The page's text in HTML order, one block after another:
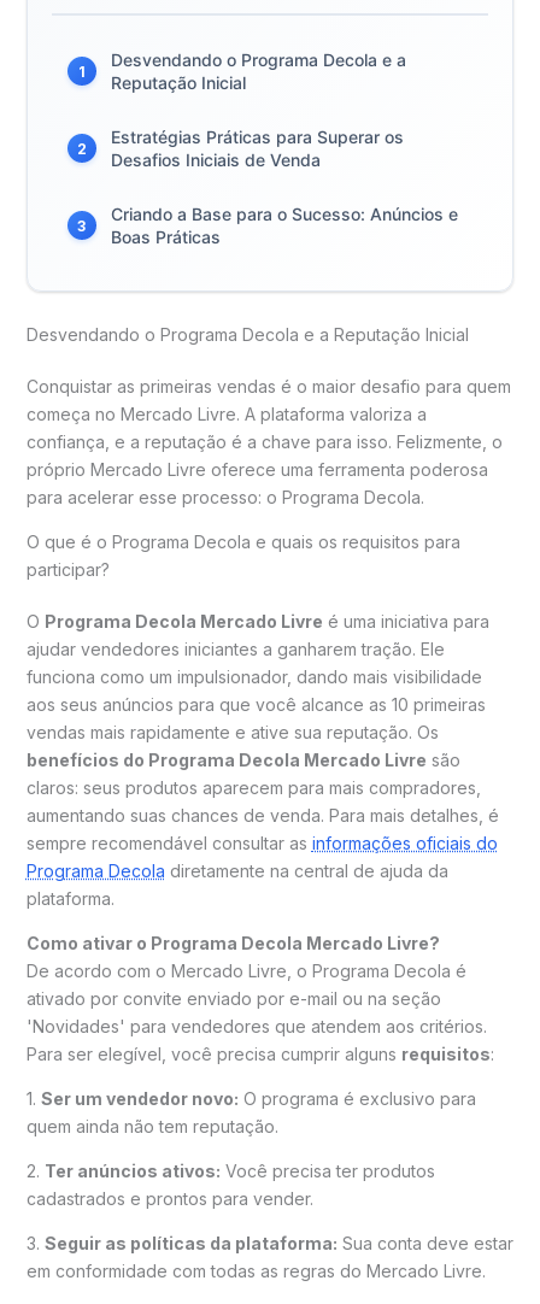
1
Desvendando o Programa Decola e a
Reputação Inicial
2
Estratégias Práticas para Superar os
Desafios Iniciais de Venda
3
Criando a Base para o Sucesso: Anúncios e
Boas Práticas
Desvendando o Programa Decola e a Reputação Inicial
Conquistar as primeiras vendas é o maior desafio para quem
começa no Mercado Livre. A plataforma valoriza a
confiança, e a reputação é a chave para isso. Felizmente, o
próprio Mercado Livre oferece uma ferramenta poderosa
para acelerar esse processo: o Programa Decola.
O que é o Programa Decola e quais os requisitos para
participar?
O Programa Decola Mercado Livre é uma iniciativa para
ajudar vendedores iniciantes a ganharem tração. Ele
funciona como um impulsionador, dando mais visibilidade
aos seus anúncios para que você alcance as 10 primeiras
vendas mais rapidamente e ative sua reputação. Os
benefícios do Programa Decola Mercado Livre são
claros: seus produtos aparecem para mais compradores,
aumentando suas chances de venda. Para mais detalhes, é
sempre recomendável consultar as informações oficiais do
Programa Decola diretamente na central de ajuda da
plataforma.
Como ativar o Programa Decola Mercado Livre?
De acordo com o Mercado Livre, o Programa Decola é
ativado por convite enviado por e-mail ou na seção
'Novidades' para vendedores que atendem aos critérios.
Para ser elegível, você precisa cumprir alguns requisitos:
1. Ser um vendedor novo: O programa é exclusivo para
quem ainda não tem reputação.
2. Ter anúncios ativos: Você precisa ter produtos
cadastrados e prontos para vender.
3. Seguir as políticas da plataforma: Sua conta deve estar
em conformidade com todas as regras do Mercado Livre.